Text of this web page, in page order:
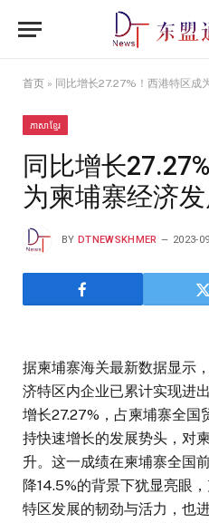
首页 » 同比增长27.27%！西港特区成
ភាសាខ្មែរ
同比增长
为柬埔寨经济发
BY DTNEWSKHMER 2023-
据柬埔寨海关最新数据显示
济特区内企业已累计实现进
增长27.27%，占柬埔寨全国
持快速增长的发展势头，对
升。这一成绩在柬埔寨全国
降14.5%的背景下犹显亮眼
特区发展的韧劲与活力，也